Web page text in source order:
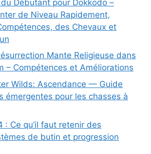
Débutant pour Dokkodo –
de Niveau Rapidement,
des Chevaux et
Mante Religieuse dans
– Compétences et Améliorations
Wilds: Ascendance — Guide
émergentes pour les chasses à
: Ce qu’il faut retenir des
de butin et progression